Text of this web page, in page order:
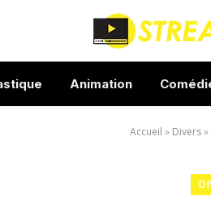
Animation
Accueil » Divers»